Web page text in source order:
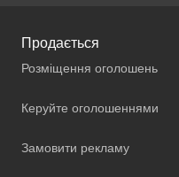
Продається
Розміщення оголошень
Керуйте оголошеннями
Замовити рекламу